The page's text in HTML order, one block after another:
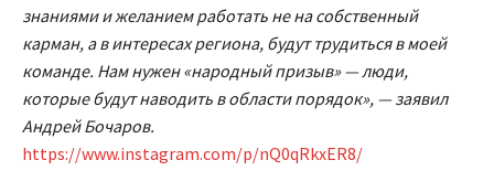
знаниями и желанием работать не на собственный
карман, а в интересах региона, будут трудиться в моей
команде. Нам нужен «народный призыв» — люди,
которые будут наводить в области порядок», — заявил
Андрей Бочаров.
https://www.instagram.com/p/nQ0qRkxER8/